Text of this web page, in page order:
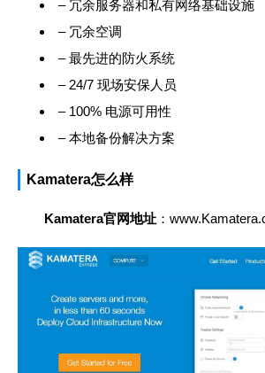
– 冗余服务器和私有网络基础设施
– 冗余空调
– 最先进的防火系统
– 24/7 现场安保人员
– 100% 电源可用性
– 本地备份解决方案
Kamatera怎么样
Kamatera官网地址 ：